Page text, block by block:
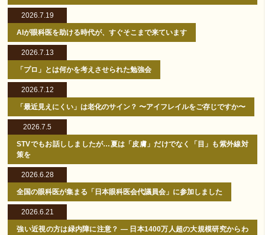
2026.7.19
AIが眼科医を助ける時代が、すぐそこまで来ています
2026.7.13
「プロ」とは何かを考えさせられた勉強会
2026.7.12
「最近見えにくい」は老化のサイン？ 〜アイフレイルをご存じですか〜
2026.7.5
STVでもお話ししましたが…夏は「皮膚」だけでなく「目」も紫外線対
策を
2026.6.28
全国の眼科医が集まる「日本眼科医会代議員会」に参加しました
2026.6.21
強い近視の方は緑内障に注意？ ― 日本1400万人超の大規模研究からわ